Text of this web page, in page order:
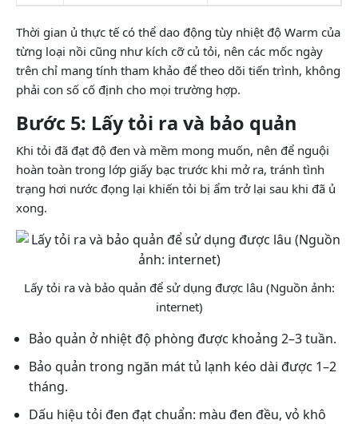
Thời gian ủ thực tế có thể dao động tùy nhiệt độ Warm của
từng loại nồi cũng như kích cỡ củ tỏi, nên các mốc ngày
trên chỉ mang tính tham khảo để theo dõi tiến trình, không
phải con số cố định cho mọi trường hợp.
Bước 5: Lấy tỏi ra và bảo quản
Khi tỏi đã đạt độ đen và mềm mong muốn, nên để nguội
hoàn toàn trong lớp giấy bạc trước khi mở ra, tránh tình
trạng hơi nước đọng lại khiến tỏi bị ẩm trở lại sau khi đã ủ
xong.
Lấy tỏi ra và bảo quản để sử dụng được lâu (Nguồn ảnh:
internet)
Bảo quản ở nhiệt độ phòng được khoảng 2–3 tuần.
Bảo quản trong ngăn mát tủ lạnh kéo dài được 1–2
tháng.
Dấu hiệu tỏi đen đạt chuẩn: màu đen đều, vỏ khô